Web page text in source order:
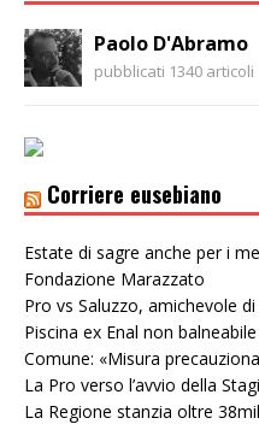
Paolo D'Abramo
pubblicati 1340 articoli
Corriere eusebiano
Estate di sagre anche per i
Fondazione Marazzato
Pro vs Saluzzo, amichevole
Piscina ex Enal non
Comune: «Misura
La Pro verso l’avvio della
La Regione stanzia oltre